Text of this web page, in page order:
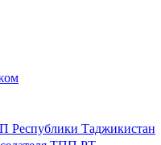
Республики Таджикистан